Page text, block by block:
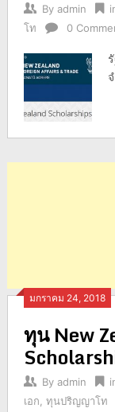
By admin
โท
0
มกราคม 24, 2018
ทุน New
By admin
เอก ทุนปริญญาโท